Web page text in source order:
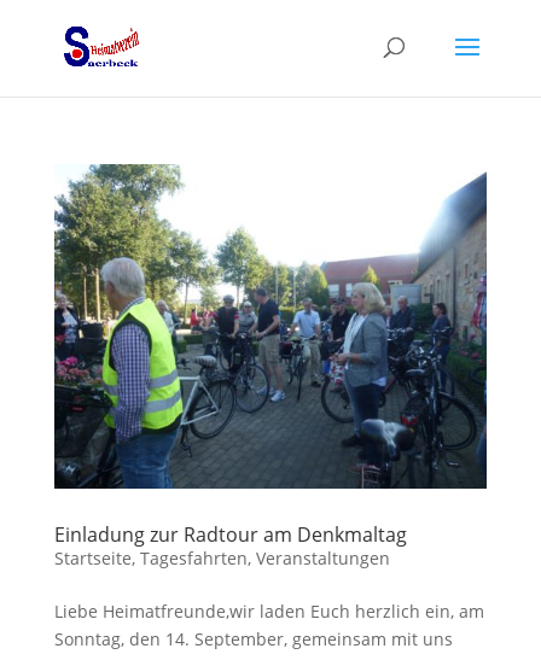
Einladung zur Radtour am Denkmaltag
Startseite, Tagesfahrten, Veranstaltungen
Liebe Heimatfreunde,wir laden Euch herzlich ein, am
Sonntag, den 14. September, gemeinsam mit uns